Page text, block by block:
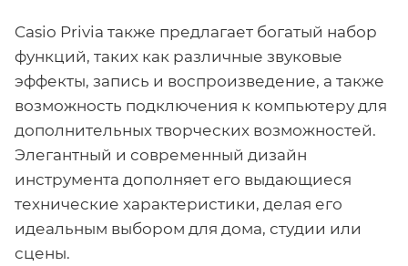
Casio Privia также предлагает богатый набор
функций, таких как различные звуковые
эффекты, запись и воспроизведение, а также
возможность подключения к компьютеру для
дополнительных творческих возможностей.
Элегантный и современный дизайн
инструмента дополняет его выдающиеся
технические характеристики, делая его
идеальным выбором для дома, студии или
сцены.